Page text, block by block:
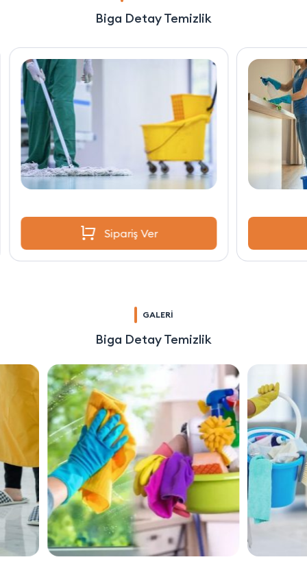
Biga Detay Temizlik
Sipariş Ver
GALERİ
Biga Detay Temizlik